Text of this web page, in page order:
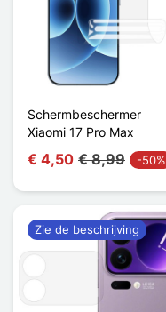
Schermbeschermer
Xiaomi 17 Pro Max
€ 4,50 € 8,99 -50%
Zie de beschrijving